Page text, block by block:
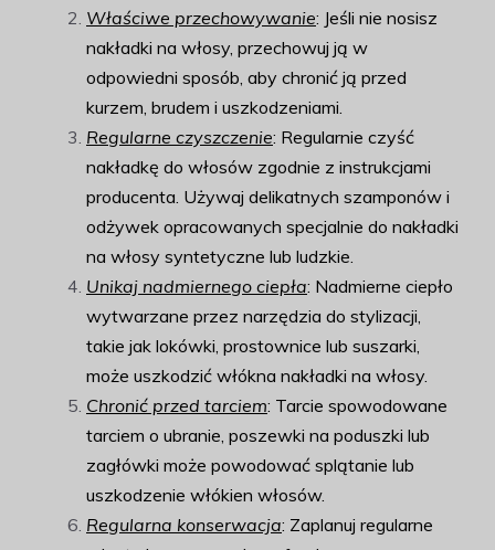
Właściwe przechowywanie: Jeśli nie nosisz
nakładki na włosy, przechowuj ją w
odpowiedni sposób, aby chronić ją przed
kurzem, brudem i uszkodzeniami.
Regularne czyszczenie: Regularnie czyść
nakładkę do włosów zgodnie z instrukcjami
producenta. Używaj delikatnych szamponów i
odżywek opracowanych specjalnie do nakładki
na włosy syntetyczne lub ludzkie.
Unikaj nadmiernego ciepła: Nadmierne ciepło
wytwarzane przez narzędzia do stylizacji,
takie jak lokówki, prostownice lub suszarki,
może uszkodzić włókna nakładki na włosy.
Chronić przed tarciem: Tarcie spowodowane
tarciem o ubranie, poszewki na poduszki lub
zagłówki może powodować splątanie lub
uszkodzenie włókien włosów.
Regularna konserwacja: Zaplanuj regularne